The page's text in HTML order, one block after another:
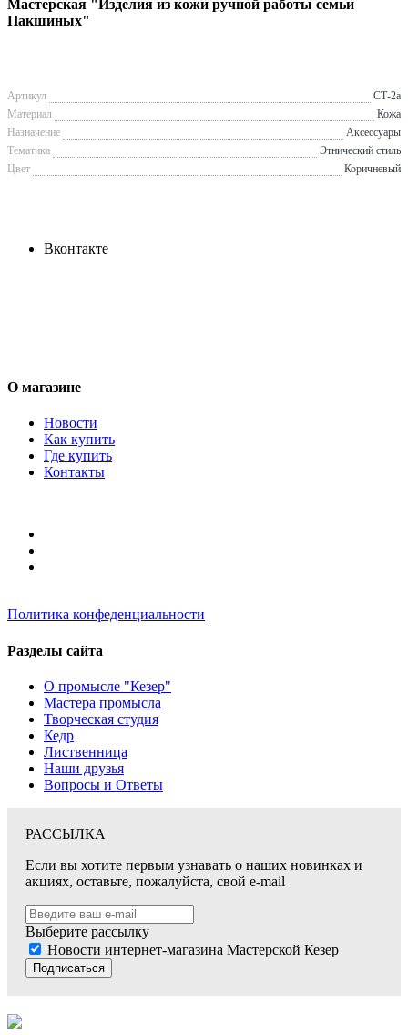
Мастерская "Изделия из кожи ручной работы семьи
Пакшиных"
Артикул
СТ-2а
Материал
Кожа
Назначение
Аксессуары
Тематика
Этнический стиль
Цвет
Коричневый
Вконтакте
О магазине
Новости
Как купить
Где купить
Контакты
Политика конфеденциальности
Разделы сайта
О промысле "Кезер"
Мастера промысла
Творческая студия
Кедр
Лиственница
Наши друзья
Вопросы и Ответы
РАССЫЛКА
Если вы хотите первым узнавать о наших новинках и
акциях, оставьте, пожалуйста, свой e-mail
Выберите рассылку
Новости интернет-магазина Мастерской Кезер
Подписаться